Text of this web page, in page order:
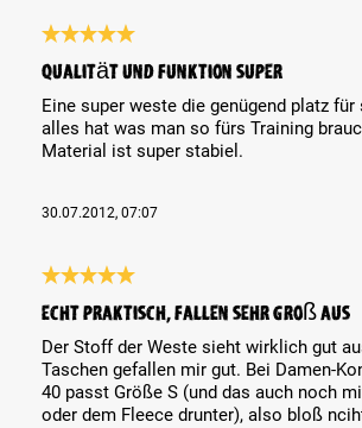
Qualität und Funktion super
Eine super weste die genügend platz
alles hat was man so fürs Training
Material ist super stabiel.
30.07.2012, 07:07
Echt praktisch, fallen sehr groß aus
Der Stoff der Weste sieht wirklich gut
Taschen gefallen mir gut. Bei Damen-
40 passt Größe S (und das auch noch
oder dem Fleece drunter), also bloß